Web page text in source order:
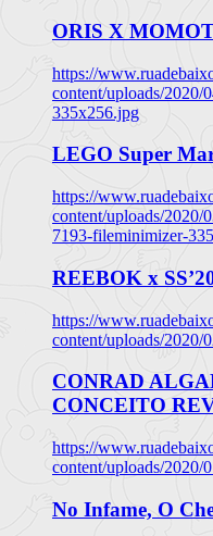
ORIS X
https://
content/uploads/
335x256.jpg
LEGO Super
https://
content/uploads/2020/
7193-fileminimizer-
REEBOK x
https://
content/uploads/2020/
CONRAD
CONCEITO
https://
content/uploads/2020/
No Infame, O